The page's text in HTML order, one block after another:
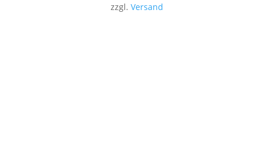
zzgl. Versand